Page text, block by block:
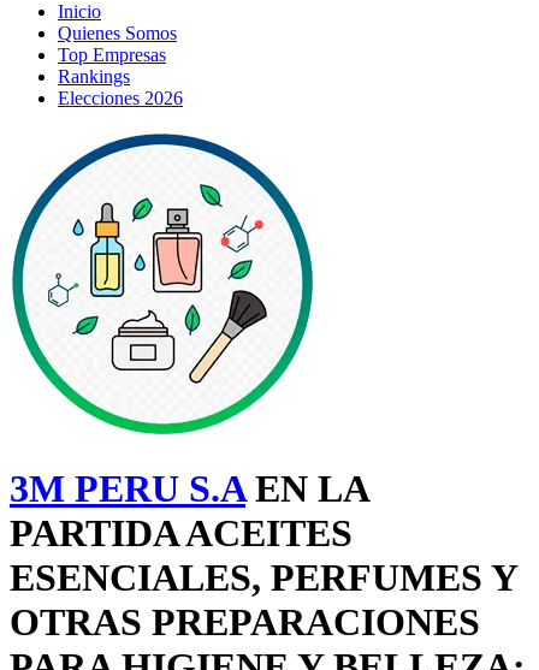
Inicio
Quienes Somos
Top Empresas
Rankings
Elecciones 2026
3M PERU S.AEN LA
PARTIDA ACEITES
ESENCIALES, PERFUMES Y
OTRAS PREPARACIONES